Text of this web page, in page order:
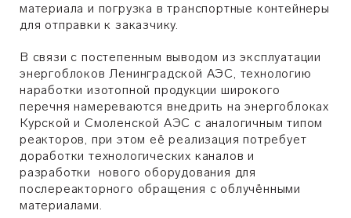
материала и погрузка в транспортные контейнеры
для отправки к заказчику.
В связи с постепенным выводом из эксплуатации
энергоблоков Ленинградской АЭС, технологию
наработки изотопной продукции широкого
перечня намереваются внедрить на энергоблоках
Курской и Смоленской АЭС с аналогичным типом
реакторов, при этом её реализация потребует
доработки технологических каналов и
разработки нового оборудования для
послереакторного обращения с облучёнными
материалами.